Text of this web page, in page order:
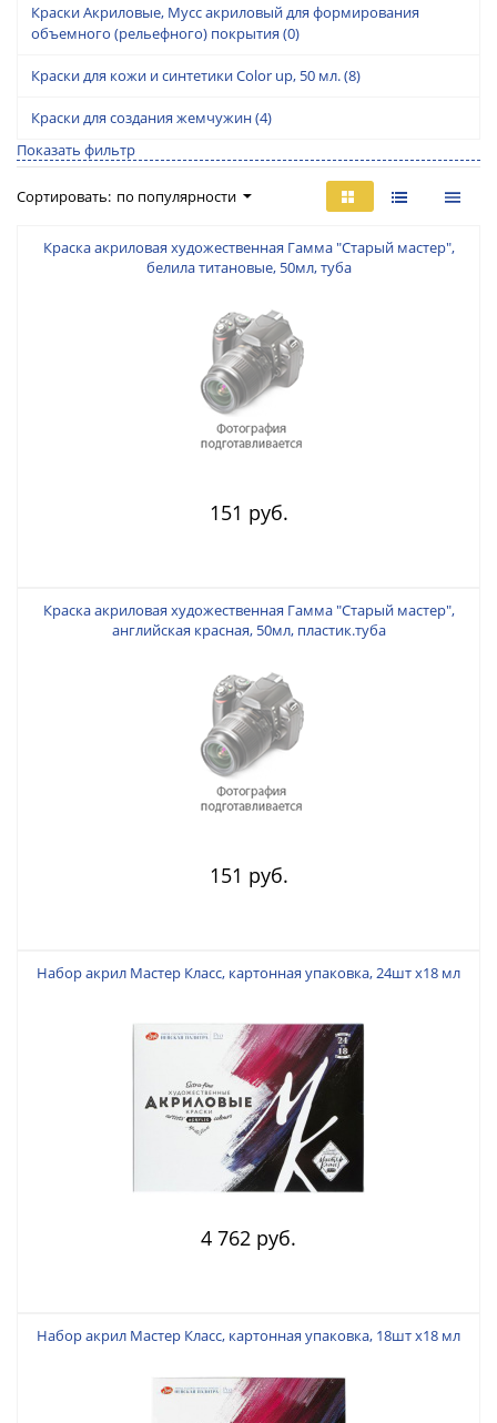
Краски Акриловые, Мусс акриловый для формирования
объемного (рельефного) покрытия (0)
Краски для кожи и синтетики Color up, 50 мл.(8)
Краски для создания жемчужин(4)
Показать фильтр
Сортировать: по популярности
Краска акриловая художественная Гамма "Старый мастер",
белила титановые, 50мл, туба
151 руб.
Краска акриловая художественная Гамма "Старый мастер",
английская красная, 50мл, пластик.туба
151 руб.
Набор акрил Мастер Класс, картонная упаковка, 24шт х18 мл
4 762 руб.
Набор акрил Мастер Класс, картонная упаковка, 18шт х18 мл